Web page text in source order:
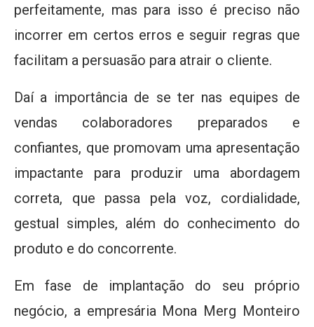
perfeitamente, mas para isso é preciso não
incorrer em certos erros e seguir regras que
facilitam a persuasão para atrair o cliente.
Daí a importância de se ter nas equipes de
vendas colaboradores preparados e
confiantes, que promovam uma apresentação
impactante para produzir uma abordagem
correta, que passa pela voz, cordialidade,
gestual simples, além do conhecimento do
produto e do concorrente.
Em fase de implantação do seu próprio
negócio, a empresária Mona Merg Monteiro